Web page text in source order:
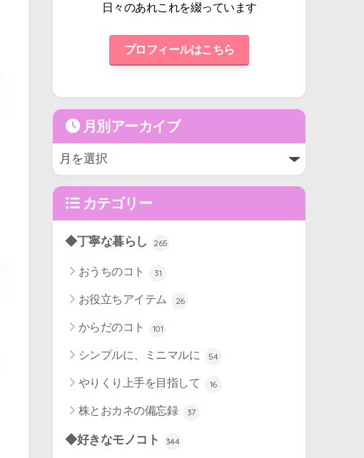
日々のあれこれを綴っています
プロフィールはこちら
月別アーカイブ
カテゴリー
◆丁寧な暮らし 265
おうちのコト 31
お役立ちアイテム 26
からだのコト 101
シンプルに、ミニマルに 54
やりくり上手を目指して 16
株とおカネの備忘録 37
◆好きなモノコト 344